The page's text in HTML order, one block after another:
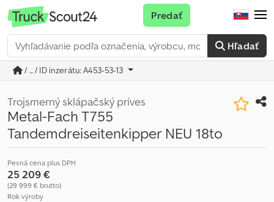
Hľadať
Predať
/ ... / ID inzerátu: A453-53-13
Trojsmerný sklápačský príves
Metal-Fach T755
Tandemdreiseitenkipper NEU 18to
Pevná cena plus DPH
25 209 €
(29 999 € brutto)
Rok výroby